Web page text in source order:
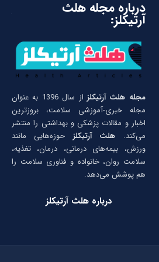
درباره مجله هلث
آرتیکلز:
مجله هلث آرتیکلز
از سال 1396 به عنوان
مجله خبری-آموزشی سلامت، بروزترین
اخبار و مقالات پزشکی و بهداشتی را منتشر
می‌کند. هلث آرتیکلز حوزه‌هایی مانند
ورزش، بیمه‌های درمانی، درمان، تغذیه،
سلامت روان، خانواده و فناوری سلامت را
هم پوشش می‌دهد.
درباره هلث آرتیکلز